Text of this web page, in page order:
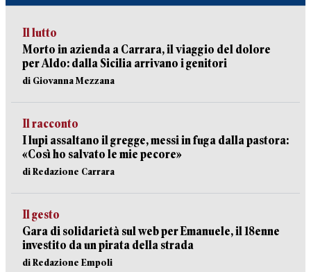
Il lutto
Morto in azienda a Carrara, il viaggio del dolore
per Aldo: dalla Sicilia arrivano i genitori
di Giovanna Mezzana
Il racconto
I lupi assaltano il gregge, messi in fuga dalla pastora:
«Così ho salvato le mie pecore»
di Redazione Carrara
Il gesto
Gara di solidarietà sul web per Emanuele, il 18enne
investito da un pirata della strada
di Redazione Empoli